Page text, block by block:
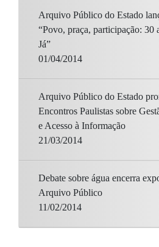
Arquivo Público do Estado
“Povo, praça, participação: 30
Já”
01/04/2014
Arquivo Público do Estado
Encontros Paulistas sobre
e Acesso à Informação
21/03/2014
Debate sobre água encerra
Arquivo Público
11/02/2014